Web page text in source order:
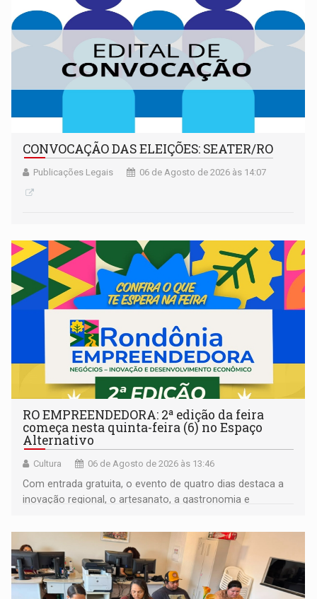
CONVOCAÇÃO DAS ELEIÇÕES: SEATER/RO
Publicações Legais 06 de Agosto de 2026 às 14:07
RO EMPREENDEDORA: 2ª edição da feira
começa nesta quinta-feira (6) no Espaço
Alternativo
Cultura 06 de Agosto de 2026 às 13:46
Com entrada gratuita, o evento de quatro dias destaca a
inovação regional, o artesanato, a gastronomia e